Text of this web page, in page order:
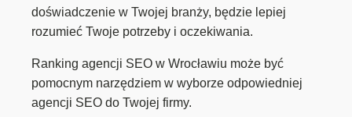
doświadczenie w Twojej branży, będzie lepiej
rozumieć Twoje potrzeby i oczekiwania.
Ranking agencji SEO w Wrocławiu może być
pomocnym narzędziem w wyborze odpowiedniej
agencji SEO do Twojej firmy.